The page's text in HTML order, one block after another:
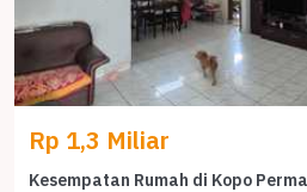
Rp 1,3 Miliar